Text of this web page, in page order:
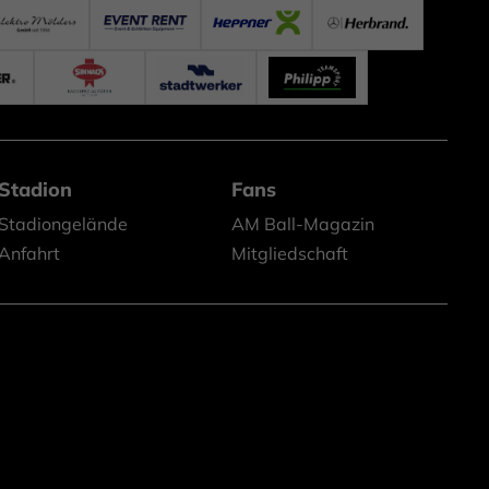
Fans
AM Ball-Magazin
Mitgliedschaft